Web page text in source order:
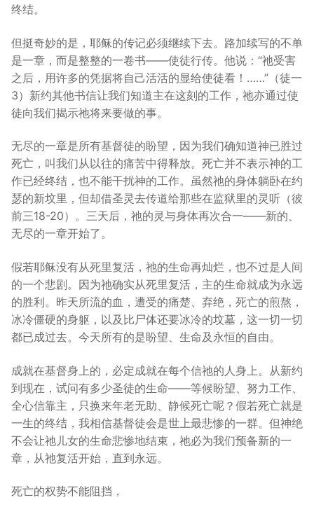
终结。
但挺奇妙的是，耶稣的传记必须继续下去。路加续写的不单
是一章，而是整整的一卷书——使徒行传。他说：“祂受害
之后，用许多的凭据将自己活活的显给使徒看！……”（徒一
3）新约其他书信让我们知道主在这刻的工作，祂亦通过使
徒向我们揭示祂将来要做的事。
无尽的一章是所有基督徒的盼望，因为我们确知道神已胜过
死亡，叫我们从以往的痛苦中得释放。死亡并不表示神的工
作已经终结，也不能干扰神的工作。虽然祂的身体躺卧在约
瑟的新坟里，但却借圣灵去传道给那些在监狱里的灵听（彼
前三18-20）。三天后，祂的灵与身体再次合一——新的、
无尽的一章开始了。
假若耶稣没有从死里复活，祂的生命再灿烂，也不过是人间
的一个悲剧。因为祂确实从死里复活，主的生命就成为永远
的胜利。昨天所流的血，遭受的痛楚、弃绝，死亡的煎熬，
冰冷僵硬的身躯，以及比尸体还要冰冷的坟墓，这一切一切
都已成过去。今天所有的是盼望、生命及永恒的自由。
成就在基督身上的，必定成就在每个信祂的人身上。从新约
到现在，试问有多少圣徒的生命——等候盼望、努力工作、
全心信靠主，只换来年老无助、静候死亡呢？假若死亡就是
一生的终结，我相信基督徒会是世上最悲惨的一群。但神绝
不会让祂儿女的生命悲惨地结束，祂必为我们预备新的一
章，从祂复活开始，直到永远。
死亡的权势不能阻挡，